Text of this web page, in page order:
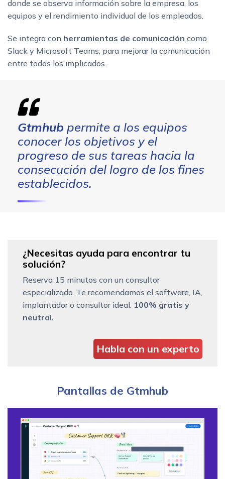
donde se observa información sobre la empresa, los
equipos y el rendimiento individual de los empleados.
Se integra con herramientas de comunicación como
Slack y Microsoft Teams, para mejorar la comunicación
entre todos los implicados.
Gtmhub permite a los equipos
conocer los objetivos y el
progreso de sus tareas hacia la
consecución del logro de los fines
establecidos.
¿Necesitas ayuda para encontrar tu
solución?
Reserva 15 minutos con un consultor
especializado. Te recomendamos el software, IA,
implantador o consultor ideal. 100% gratis y
neutral.
Habla con un experto
Pantallas de Gtmhub